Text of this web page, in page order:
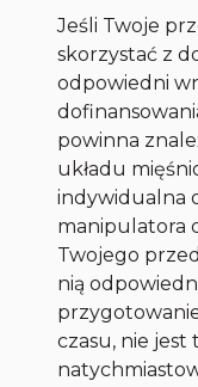
Jeśli Twoje
skorzystać z
odpowiedni
powinna
układu
indywidualna
manipulatora
Twojego
nią
czasu, nie jest